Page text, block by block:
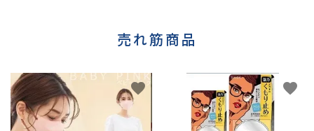
売れ筋商品
favorite favorite